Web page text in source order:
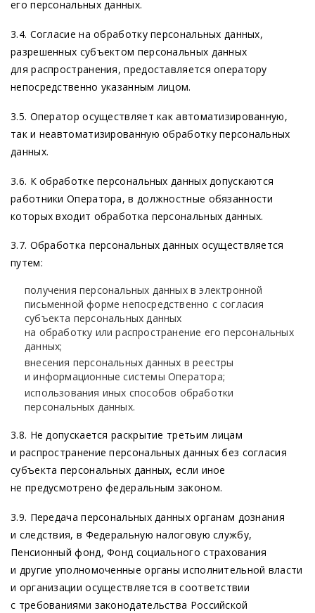
его персональных данных.
3.4. Согласие на обработку персональных данных,
разрешенных субъектом персональных данных
для распространения, предоставляется оператору
непосредственно указанным лицом.
3.5. Оператор осуществляет как автоматизированную,
так и неавтоматизированную обработку персональных
данных.
3.6. К обработке персональных данных допускаются
работники Оператора, в должностные обязанности
которых входит обработка персональных данных.
3.7. Обработка персональных данных осуществляется
путем:
получения персональных данных в электронной
письменной форме непосредственно с согласия
субъекта персональных данных
на обработку или распространение его персональных
данных;
внесения персональных данных в реестры
и информационные системы Оператора;
использования иных способов обработки
персональных данных.
3.8. Не допускается раскрытие третьим лицам
и распространение персональных данных без согласия
субъекта персональных данных, если иное
не предусмотрено федеральным законом.
3.9. Передача персональных данных органам дознания
и следствия, в Федеральную налоговую службу,
Пенсионный фонд, Фонд социального страхования
и другие уполномоченные органы исполнительной власти
и организации осуществляется в соответствии
с требованиями законодательства Российской